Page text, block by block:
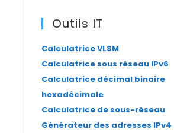
dans
un
nouvel
onglet
dans
nouvel
onglet
nouvel
onglet onglet
Outils IT
Calculatrice VLSM
Calculatrice sous réseau IPv6
Calculatrice décimal binaire
hexadécimale
Calculatrice de sous-réseau
Générateur des adresses IPv4